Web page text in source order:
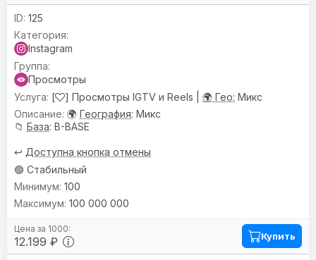
125
Instagram
Просмотры
[
] Просмотры IGTV и Reels | 🌍 Гео: Микс
🌍 География: Микс
📁 База: B-BASE
↩️ Доступна кнопка отмены
🟢 Стабильный
12.199 ₽
100
100 000 000
Купить